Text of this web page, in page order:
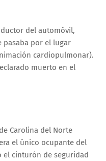
del automóvil,
pasaba por el lugar
cardiopulmonar).
muerto en el
Carolina del Norte
el único ocupante del
el cinturón de seguridad